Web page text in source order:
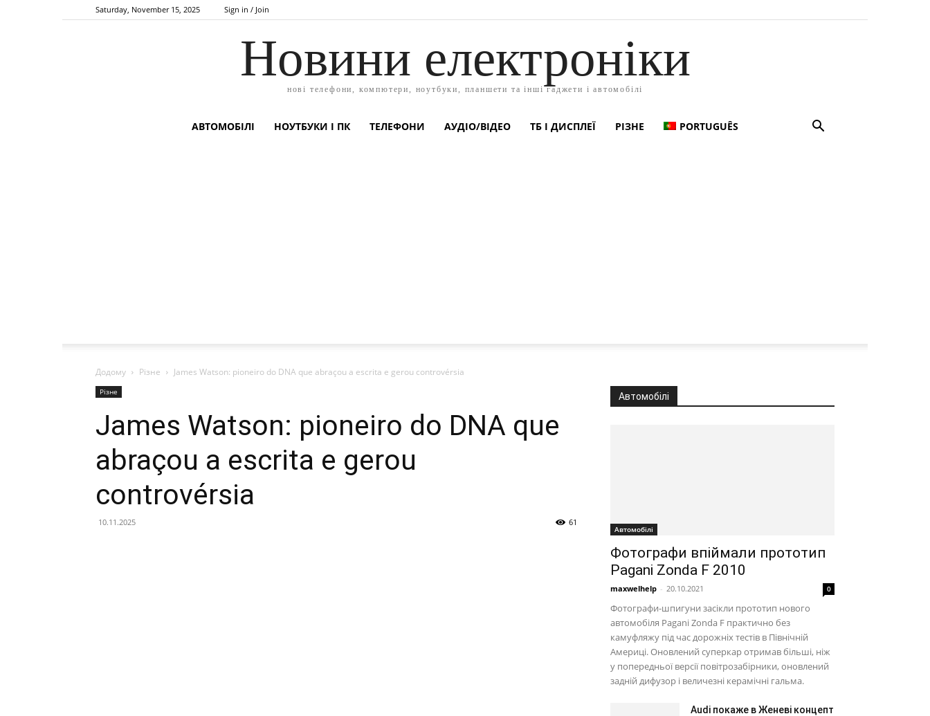
Saturday, November 15, 2025 Sign in / Join
Новини електроніки
нові телефони, компютери, ноутбуки, планшети та інші гаджети і автомобілі
АВТОМОБІЛІ НОУТБУКИ І ПК ТЕЛЕФОНИ АУДІО/ВІДЕО ТБ І ДИСПЛЕЇ РІЗНЕ PORTUGUÊS
Додому Різне James Watson: pioneiro do DNA que abraçou a escrita e gerou controvérsia
Різне
James Watson: pioneiro do DNA que
abraçou a escrita e gerou
controvérsia
10.11.2025 61
Автомобілі
Автомобілі
Фотографи впіймали прототип
Pagani Zonda F 2010
maxwelhelp - 20.10.2021 0
Фотографи-шпигуни засікли прототип нового
автомобіля Pagani Zonda F практично без
камуфляжу під час дорожніх тестів в Північній
Америці. Оновлений суперкар отримав більші, ніж
у попередньої версії повітрозабірники, оновлений
задній дифузор і величезні керамічні гальма.
Audi покаже в Женеві концепт